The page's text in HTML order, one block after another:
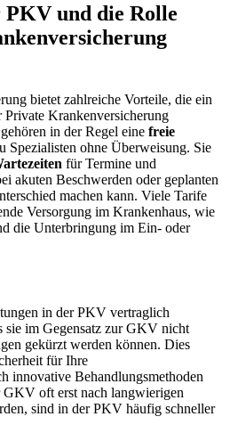
und die Rolle
bietet zahlreiche Vorteile, die ein
Krankenversicherung
in der Regel eine freie
Spezialisten ohne Überweisung. Sie
für Termine und
akuten Beschwerden oder geplanten
machen kann. Viele Tarife
Versorgung im Krankenhaus, wie
die Unterbringung im Ein- oder
in der PKV vertraglich
sie im Gegensatz zur GKV nicht
gekürzt werden können. Dies
für Ihre
innovative Behandlungsmethoden
oft erst nach langwierigen
sind in der PKV häufig schneller